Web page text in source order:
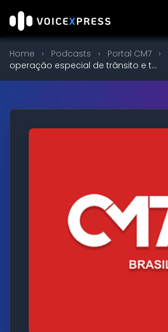
Home › Podcasts › Portal CM7 ›
operação especial de trânsito e t...